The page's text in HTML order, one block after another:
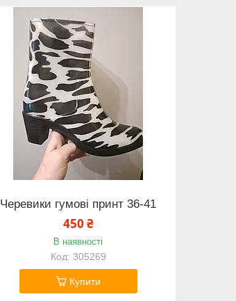
Черевики гумові принт 36-41
450 ₴
В наявності
305269
Купити